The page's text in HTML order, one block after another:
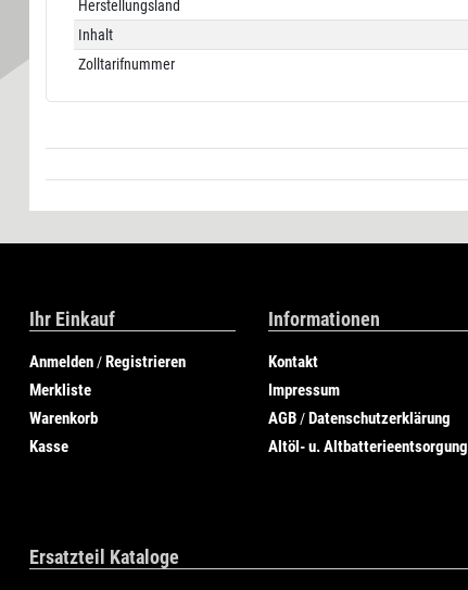
Herstellungsland
Inhalt
Zolltarifnummer
Ihr Einkauf
Anmelden /Registrieren
Merkliste
Warenkorb
Kasse
Informationen
Kontakt
Impressum
AGB /Datenschutzerklärung
Altöl- u. Altbatterieentsorgung
Ersatzteil Kataloge